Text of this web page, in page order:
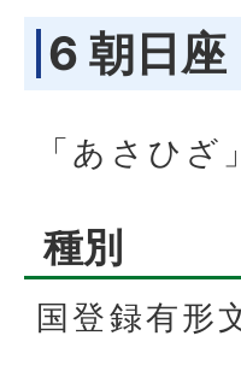
6 朝日座
「あさひざ」
種別
国登録有形